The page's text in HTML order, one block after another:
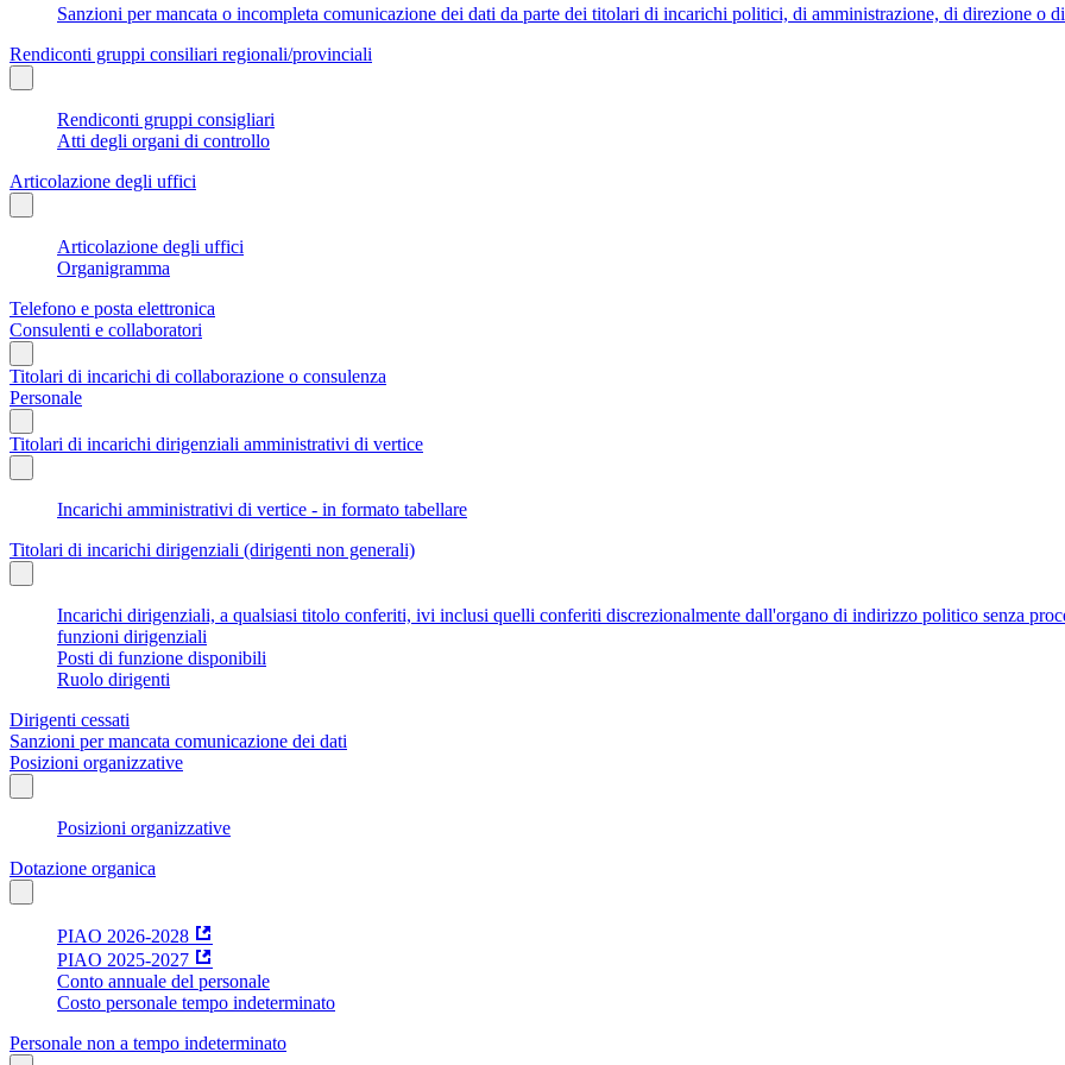
Sanzioni per mancata o incompleta comunicazione dei dati da parte dei titolari di incarichi politici, di amministrazione, di direzione o
Rendiconti gruppi consiliari regionali/provinciali
Rendiconti gruppi consigliari
Atti degli organi di controllo
Articolazione degli uffici
Articolazione degli uffici
Organigramma
Telefono e posta elettronica
Consulenti e collaboratori
Titolari di incarichi di collaborazione o consulenza
Personale
Titolari di incarichi dirigenziali amministrativi di vertice
Incarichi amministrativi di vertice - in formato tabellare
Titolari di incarichi dirigenziali (dirigenti non generali)
Incarichi dirigenziali, a qualsiasi titolo conferiti, ivi inclusi quelli conferiti discrezionalmente dall'organo di indirizzo politico senza
funzioni dirigenziali
Posti di funzione disponibili
Ruolo dirigenti
Dirigenti cessati
Sanzioni per mancata comunicazione dei dati
Posizioni organizzative
Posizioni organizzative
Dotazione organica
PIAO 2026-2028
PIAO 2025-2027
Conto annuale del personale
Costo personale tempo indeterminato
Personale non a tempo indeterminato